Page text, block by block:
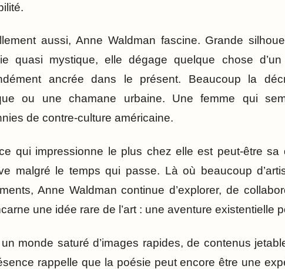
aussi, Anne Waldman fascine. Grande
quasi mystique, elle dégage quelque chose
ancrée dans le présent. Beaucoup la
ou une chamane urbaine. Une femme qui
de contre-culture américaine.
qui impressionne le plus chez elle est peut-être sa
malgré le temps qui passe. Là où beaucoup
Anne Waldman continue d’explorer, de
une idée rare de l’art : une aventure existentielle
monde saturé d’images rapides, de contenus
rappelle que la poésie peut encore être une